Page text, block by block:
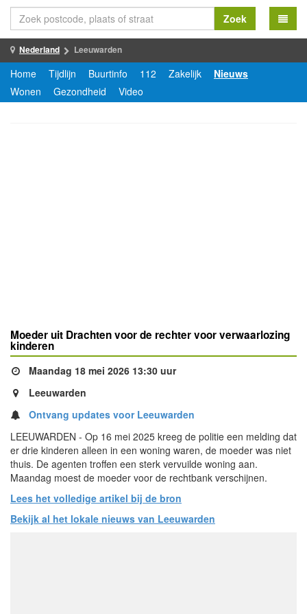
Zoek
Nederland Leeuwarden
Home Tijdlijn Buurtinfo 112 Zakelijk
Nieuws
Wonen
Gezondheid Video
Moeder uit Drachten voor de rechter voor verwaarlozing
kinderen
Maandag 18 mei 2026 13:30 uur
Leeuwarden
Ontvang updates voor Leeuwarden
LEEUWARDEN - Op 16 mei 2025 kreeg de politie een melding dat
er drie kinderen alleen in een woning waren, de moeder was niet
thuis. De agenten troffen een sterk vervuilde woning aan.
Maandag moest de moeder voor de rechtbank verschijnen.
Lees het volledige artikel bij de bron
Bekijk al het lokale nieuws van Leeuwarden